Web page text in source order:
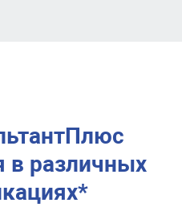
в различных
*